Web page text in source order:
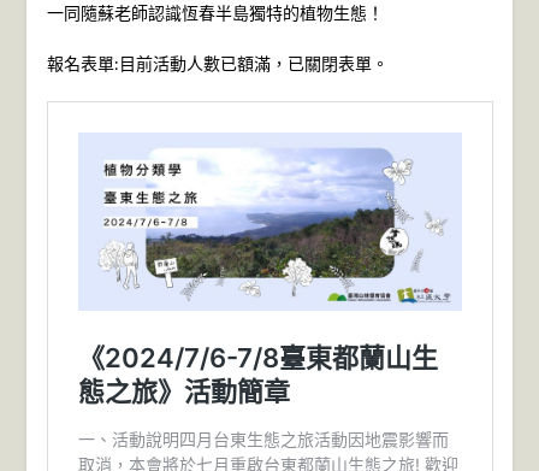
一同隨蘇老師認識恆春半島獨特的植物生態！
報名表單:目前活動人數已額滿，已關閉表單。